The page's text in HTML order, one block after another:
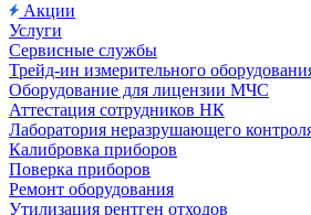
Акции
Услуги
Сервисные службы
Трейд-ин измерительного
Оборудование для лицензии МЧС
Аттестация сотрудников НК
Лаборатория неразрушающего
Калибровка приборов
Поверка приборов
Ремонт оборудования
Утилизация рентген отходов